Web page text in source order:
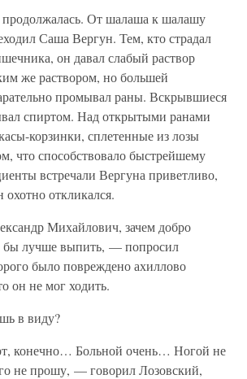
продолжалась. От шалаша к шалашу
Саша Вергун. Тем, кто страдал
он давал слабый раствор
же раствором, но большей
промывал раны. Вскрывшиеся
спиртом. Над открытыми ранами
корзинки, сплетенные из лозы
что способствовало быстрейшему
встречали Вергуна приветливо,
откликался.
Михайлович, зачем добро
бы лучше выпить, — попросил
было повреждено ахиллово
он не мог ходить.
в виду?
конечно… Больной очень… Ногой не
не прошу, — говорил Лозовский,